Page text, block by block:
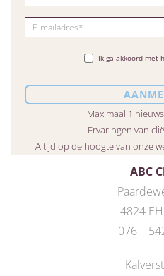
ABC
4824
076 –
Ik ga akkoord met
Maximaal 1
Ervaringen van
Altijd op de hoogte van onze